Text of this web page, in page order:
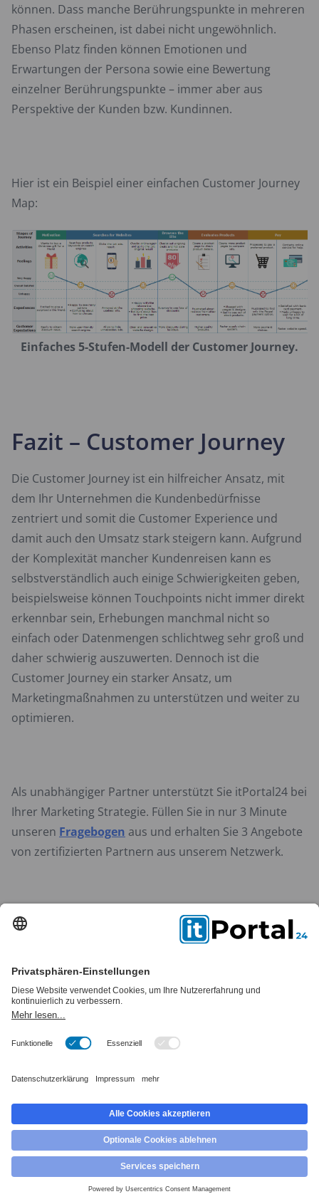
können. Dass manche Berührungspunkte in mehreren
Phasen erscheinen, ist dabei nicht ungewöhnlich.
Ebenso Platz finden können Emotionen und
Erwartungen der Persona sowie eine Bewertung
einzelner Berührungspunkte – immer aber aus
Perspektive der Kunden bzw. Kundinnen.
Hier ist ein Beispiel einer einfachen Customer Journey
Map:
Einfaches 5-Stufen-Modell der Customer Journey.
Fazit – Customer Journey
Die Customer Journey ist ein hilfreicher Ansatz, mit
dem Ihr Unternehmen die Kundenbedürfnisse
zentriert und somit die Customer Experience und
damit auch den Umsatz stark steigern kann. Aufgrund
der Komplexität mancher Kundenreisen kann es
selbstverständlich auch einige Schwierigkeiten geben,
beispielsweise können Touchpoints nicht immer direkt
erkennbar sein, Erhebungen manchmal nicht so
einfach oder Datenmengen schlichtweg sehr groß und
daher schwierig auszuwerten. Dennoch ist die
Customer Journey ein starker Ansatz, um
Marketingmaßnahmen zu unterstützen und weiter zu
optimieren.
Als unabhängiger Partner unterstützt Sie itPortal24 bei
Ihrer Marketing Strategie. Füllen Sie in nur 3 Minute
unseren Fragebogen aus und erhalten Sie 3 Angebote
von zertifizierten Partnern aus unserem Netzwerk.
rund um das Thema Digitalisierung bei itPortal24.
Kontakt aufnehmen
+49 30 308 09245
l.heiwig@itportal24.de
Wie wir Ihr digitales